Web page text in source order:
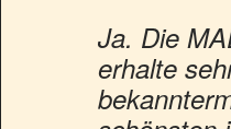
Ja. Die
erhalte